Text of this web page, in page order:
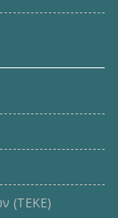
(ΤΕΚE)